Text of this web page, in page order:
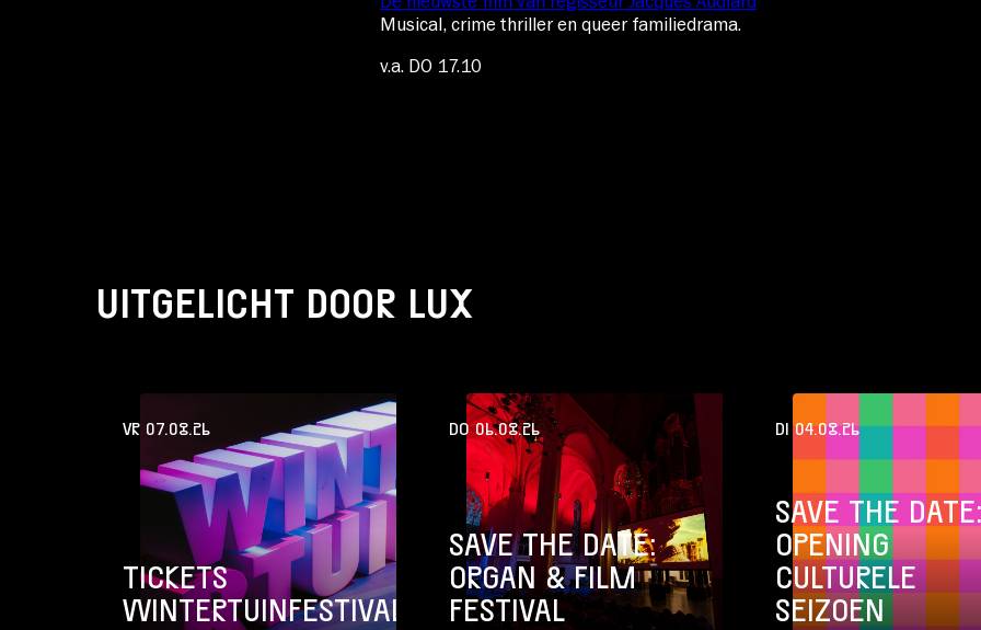
Musical, crime thriller en queer familiedrama.
v.a. DO 17.10
UITGELICHT DOOR LUX
VR 07.08.26
TICKETS
WINTERTUINFESTIVAL
DO 06.08.26
SAVE THE DATE:
ORGAN & FILM
FESTIVAL
DI 04.08.26
SAVE THE DATE:
OPENING
CULTURELE
SEIZOEN